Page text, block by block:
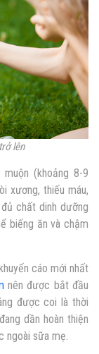
lên
(khoảng 8-9
xương, thiếu máu,
chất dinh dưỡng
biếng ăn và chậm
cáo mới nhất
nên được bắt đầu
được coi là thời
dần hoàn thiện
ngoài sữa mẹ.